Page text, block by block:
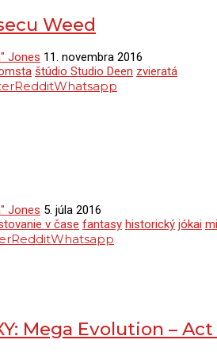
Weed
Jones 11. novembra 2016
štúdio Studio Deen zvieratá
RedditWhatsapp
Jones 5. júla 2016
v čase fantasy historický jókai
RedditWhatsapp
Mega Evolution – Act